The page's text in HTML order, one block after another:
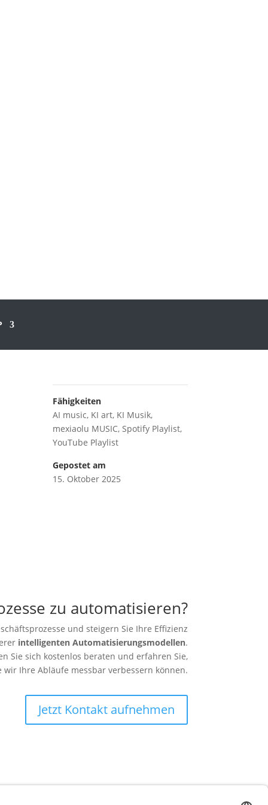
Fähigkeiten
AI music, KI art, KI Musik,
mexiaolu MUSIC, Spotify Playlist,
YouTube Playlist
Gepostet am
15. Oktober 2025
zu automatisieren?
und steigern Sie Ihre Effizienz
intelligenten Automatisierungsmodellen.
Sie sich kostenlos beraten und erfahren Sie,
wir Ihre Abläufe messbar verbessern können.
Jetzt Kontakt aufnehmen